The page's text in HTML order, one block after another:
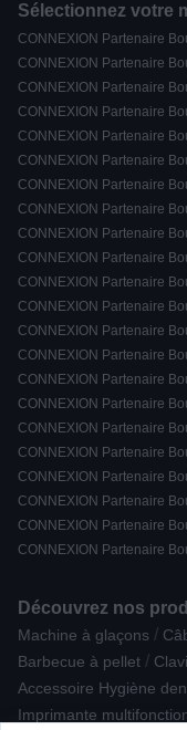
Sélectionnez votre
CONNEXION Partenaire
CONNEXION Partenaire
CONNEXION Partenaire
CONNEXION Partenaire
CONNEXION Partenaire
CONNEXION Partenaire
CONNEXION Partenaire
CONNEXION Partenaire
CONNEXION Partenaire
CONNEXION Partenaire
CONNEXION Partenaire
CONNEXION Partenaire
CONNEXION Partenaire
CONNEXION Partenaire
CONNEXION Partenaire
CONNEXION Partenaire
CONNEXION Partenaire
CONNEXION Partenaire
CONNEXION Partenaire
CONNEXION Partenaire
CONNEXION Partenaire
CONNEXION Partenaire
Découvrez nos
Machine à glaçons /
Barbecue à pellet /
Accessoire Hygiène
Imprimante